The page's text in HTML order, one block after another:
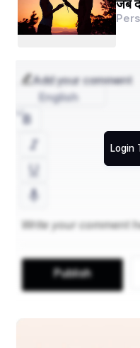
कृत: अमित श्रीवास्तव
जब
Add your comment
Login
English
Publish